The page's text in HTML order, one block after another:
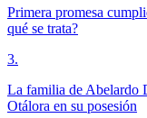
Primera promesa
qué se trata?
3.
La familia de Abelardo
Otálora en su posesión